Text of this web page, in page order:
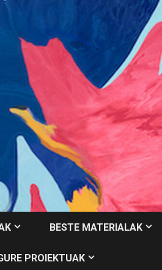
BESTE MATERIALAK
PROIEKTUAK